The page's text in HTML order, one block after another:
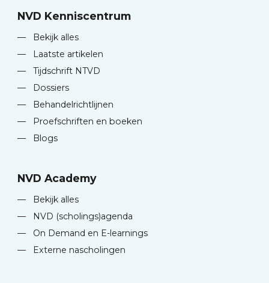
NVD Kenniscentrum
—
Bekijk alles
—
Laatste artikelen
—
Tijdschrift NTVD
—
Dossiers
—
Behandelrichtlijnen
—
Proefschriften en boeken
—
Blogs
NVD Academy
—
Bekijk alles
—
NVD (scholings)agenda
—
On Demand en E-learnings
—
Externe nascholingen